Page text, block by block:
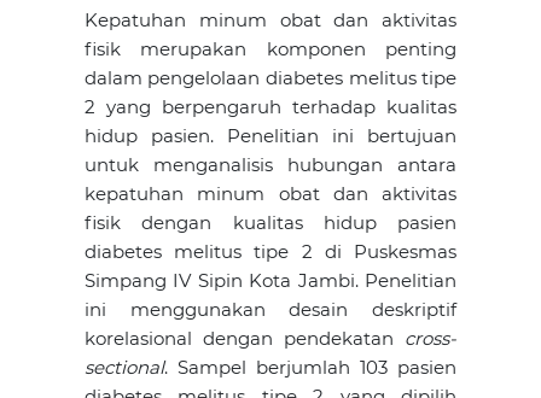
Kepatuhan minum obat dan aktivitas
fisik merupakan komponen penting
dalam pengelolaan diabetes melitus tipe
2 yang berpengaruh terhadap kualitas
hidup pasien. Penelitian ini bertujuan
untuk menganalisis hubungan antara
kepatuhan minum obat dan aktivitas
fisik dengan kualitas hidup pasien
diabetes melitus tipe 2 di Puskesmas
Simpang IV Sipin Kota Jambi. Penelitian
ini menggunakan desain deskriptif
korelasional dengan pendekatan cross-
sectional. Sampel berjumlah 103 pasien